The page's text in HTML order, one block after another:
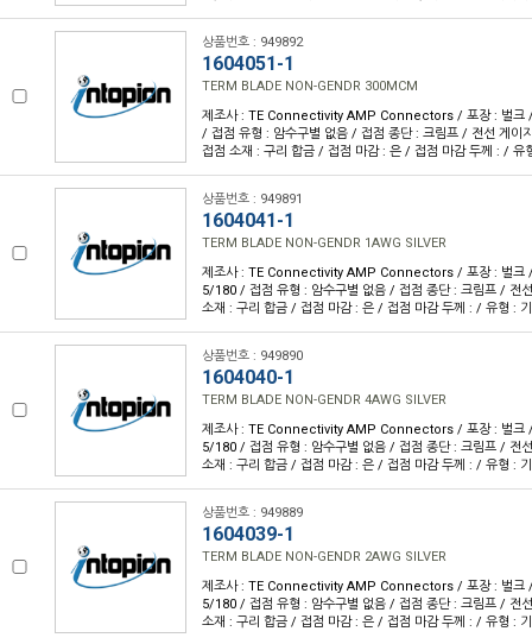
상품번호 : 949892
1604051-1
TERM BLADE NON-GENDR 300MCM
제조사 : TE Connectivity AMP Connectors / 포장 : 벌크
/ 접점 유형 : 암수구별 없음 / 접점 종단 : 크림프 / 전선 게
접점 소재 : 구리 합금 / 접점 마감 : 은 / 접점 마감 두께 : / 유
상품번호 : 949891
1604041-1
TERM BLADE NON-GENDR 1AWG SILVER
제조사 : TE Connectivity AMP Connectors / 포장 : 벌크
5/180 / 접점 유형 : 암수구별 없음 / 접점 종단 : 크림프 / 전
소재 : 구리 합금 / 접점 마감 : 은 / 접점 마감 두께 : / 유형 :
상품번호 : 949890
1604040-1
TERM BLADE NON-GENDR 4AWG SILVER
제조사 : TE Connectivity AMP Connectors / 포장 : 벌크
5/180 / 접점 유형 : 암수구별 없음 / 접점 종단 : 크림프 / 전
소재 : 구리 합금 / 접점 마감 : 은 / 접점 마감 두께 : / 유형 :
상품번호 : 949889
1604039-1
TERM BLADE NON-GENDR 2AWG SILVER
제조사 : TE Connectivity AMP Connectors / 포장 : 벌크
5/180 / 접점 유형 : 암수구별 없음 / 접점 종단 : 크림프 / 전
소재 : 구리 합금 / 접점 마감 : 은 / 접점 마감 두께 : / 유형 :